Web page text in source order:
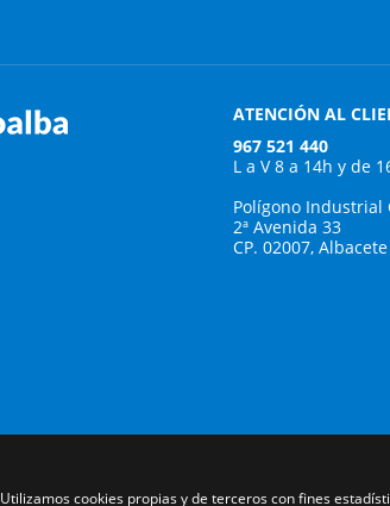
ATENCIÓN AL
967 521 440
L a V 8 a 14h y de
Polígono Industrial
2ª Avenida 33
CP. 02007, Albacete
Utilizamos cookies propias y de terceros con fines